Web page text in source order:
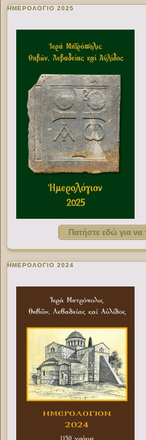
ΗΜΕΡΟΛΟΓΙΟ 2025
Πατήστε εδώ για να
ΗΜΕΡΟΛΟΓΙΟ 2024